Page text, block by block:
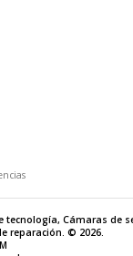
tecnología, Cámaras de
reparación. © 2026.